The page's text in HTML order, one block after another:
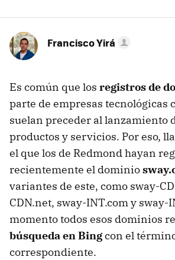
Francisco Yirá
Es común que los registros de
parte de empresas tecnológicas
suelan preceder al lanzamiento
productos y servicios. Por eso,
el que los de Redmond hayan
recientemente el dominio
variantes de este, como sway-
CDN.net, sway-INT.com y sway-
momento todos esos dominios
búsqueda en Bingcon el
correspondiente.